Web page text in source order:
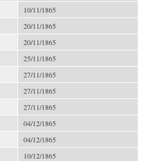
10/11/1865
20/11/1865
20/11/1865
25/11/1865
27/11/1865
27/11/1865
27/11/1865
04/12/1865
04/12/1865
10/12/1865